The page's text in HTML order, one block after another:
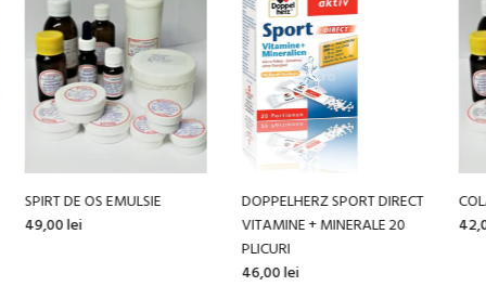
GEL RELAXANT CU SPANZ 70
GR
STRATAMED GEL 20 G
208,00 lei